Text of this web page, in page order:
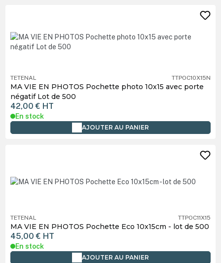
TETENAL TTPOC10X15N
MA VIE EN PHOTOS Pochette photo 10x15 avec porte
négatif Lot de 500
42,00 € HT
En stock
AJOUTER AU PANIER
TETENAL TTPOC11X15
MA VIE EN PHOTOS Pochette Eco 10x15cm - lot de 500
45,00 € HT
En stock
AJOUTER AU PANIER